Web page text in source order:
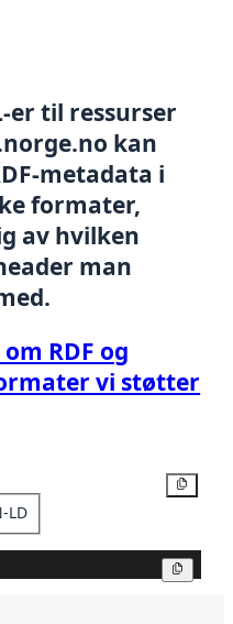
er til ressurser
kan
metadata i
formater,
av hvilken
man
RDF og
vi støtter
LD